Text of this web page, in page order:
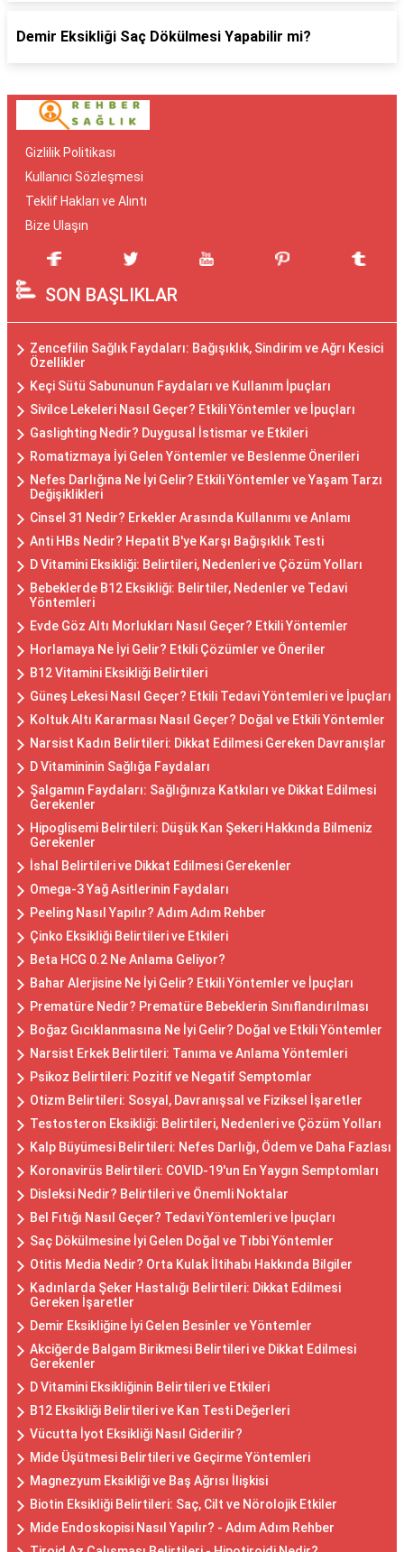
Demir Eksikliği Saç Dökülmesi Yapabilir mi?
Gizlilik Politikası
Kullanıcı Sözleşmesi
Teklif Hakları ve Alıntı
Bize Ulaşın
SON BAŞLIKLAR
Zencefilin Sağlık Faydaları: Bağışıklık, Sindirim ve Ağrı Kesici
Özellikler
Keçi Sütü Sabununun Faydaları ve Kullanım İpuçları
Sivilce Lekeleri Nasıl Geçer? Etkili Yöntemler ve İpuçları
Gaslighting Nedir? Duygusal İstismar ve Etkileri
Romatizmaya İyi Gelen Yöntemler ve Beslenme Önerileri
Nefes Darlığına Ne İyi Gelir? Etkili Yöntemler ve Yaşam Tarzı
Değişiklikleri
Cinsel 31 Nedir? Erkekler Arasında Kullanımı ve Anlamı
Anti HBs Nedir? Hepatit B'ye Karşı Bağışıklık Testi
D Vitamini Eksikliği: Belirtileri, Nedenleri ve Çözüm Yolları
Bebeklerde B12 Eksikliği: Belirtiler, Nedenler ve Tedavi
Yöntemleri
Evde Göz Altı Morlukları Nasıl Geçer? Etkili Yöntemler
Horlamaya Ne İyi Gelir? Etkili Çözümler ve Öneriler
B12 Vitamini Eksikliği Belirtileri
Güneş Lekesi Nasıl Geçer? Etkili Tedavi Yöntemleri ve İpuçları
Koltuk Altı Kararması Nasıl Geçer? Doğal ve Etkili Yöntemler
Narsist Kadın Belirtileri: Dikkat Edilmesi Gereken Davranışlar
D Vitamininin Sağlığa Faydaları
Şalgamın Faydaları: Sağlığınıza Katkıları ve Dikkat Edilmesi
Gerekenler
Hipoglisemi Belirtileri: Düşük Kan Şekeri Hakkında Bilmeniz
Gerekenler
İshal Belirtileri ve Dikkat Edilmesi Gerekenler
Omega-3 Yağ Asitlerinin Faydaları
Peeling Nasıl Yapılır? Adım Adım Rehber
Çinko Eksikliği Belirtileri ve Etkileri
Beta HCG 0.2 Ne Anlama Geliyor?
Bahar Alerjisine Ne İyi Gelir? Etkili Yöntemler ve İpuçları
Prematüre Nedir? Prematüre Bebeklerin Sınıflandırılması
Boğaz Gıcıklanmasına Ne İyi Gelir? Doğal ve Etkili Yöntemler
Narsist Erkek Belirtileri: Tanıma ve Anlama Yöntemleri
Psikoz Belirtileri: Pozitif ve Negatif Semptomlar
Otizm Belirtileri: Sosyal, Davranışsal ve Fiziksel İşaretler
Testosteron Eksikliği: Belirtileri, Nedenleri ve Çözüm Yolları
Kalp Büyümesi Belirtileri: Nefes Darlığı, Ödem ve Daha Fazlası
Koronavirüs Belirtileri: COVID-19'un En Yaygın Semptomları
Disleksi Nedir? Belirtileri ve Önemli Noktalar
Bel Fıtığı Nasıl Geçer? Tedavi Yöntemleri ve İpuçları
Saç Dökülmesine İyi Gelen Doğal ve Tıbbi Yöntemler
Otitis Media Nedir? Orta Kulak İltihabı Hakkında Bilgiler
Kadınlarda Şeker Hastalığı Belirtileri: Dikkat Edilmesi
Gereken İşaretler
Demir Eksikliğine İyi Gelen Besinler ve Yöntemler
Akciğerde Balgam Birikmesi Belirtileri ve Dikkat Edilmesi
Gerekenler
D Vitamini Eksikliğinin Belirtileri ve Etkileri
B12 Eksikliği Belirtileri ve Kan Testi Değerleri
Vücutta İyot Eksikliği Nasıl Giderilir?
Mide Üşütmesi Belirtileri ve Geçirme Yöntemleri
Magnezyum Eksikliği ve Baş Ağrısı İlişkisi
Biotin Eksikliği Belirtileri: Saç, Cilt ve Nörolojik Etkiler
Mide Endoskopisi Nasıl Yapılır? - Adım Adım Rehber